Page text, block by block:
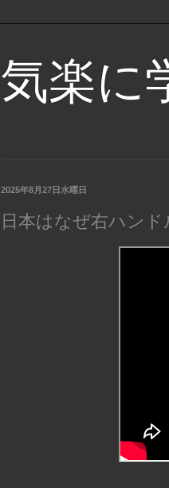
気楽に
2025年8月27日水曜日
日本はなぜ右ハンド